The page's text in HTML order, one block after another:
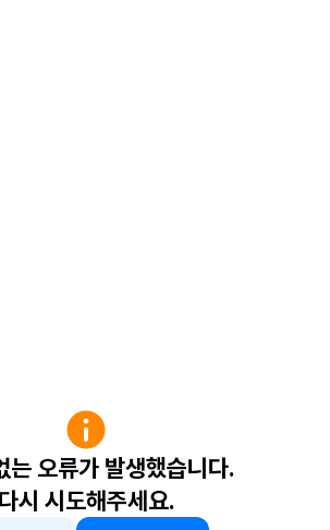
는 오류가 발생했습니다.
다시 시도해주세요.